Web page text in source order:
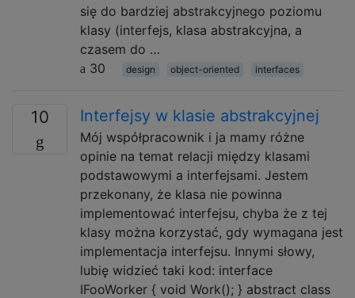
się do bardziej abstrakcyjnego poziomu
klasy (interfejs, klasa abstrakcyjna, a
czasem do …
30
design object-oriented interfaces
10 Interfejsy w klasie abstrakcyjnej
Mój współpracownik i ja mamy różne
opinie na temat relacji między klasami
podstawowymi a interfejsami. Jestem
przekonany, że klasa nie powinna
implementować interfejsu, chyba że z tej
klasy można korzystać, gdy wymagana jest
implementacja interfejsu. Innymi słowy,
lubię widzieć taki kod: interface
IFooWorker { void Work(); } abstract class